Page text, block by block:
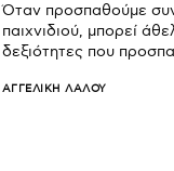
Όταν προσπαθούμε
παιχνιδιού, μπορεί
δεξιότητες που
ΑΓΓΕΛΙΚΉ ΛΆΛΟΥ